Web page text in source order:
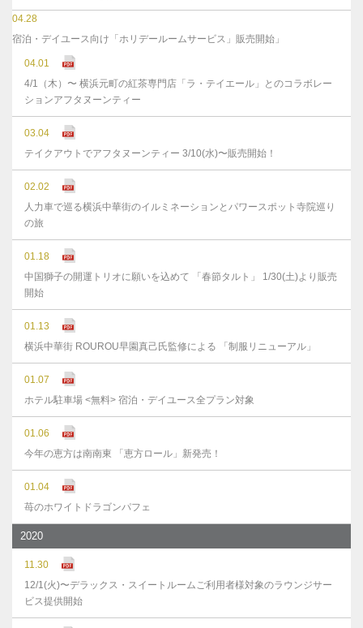
04.28
宿泊・デイユース向け「ホリデールームサービス」販売開始」
04.01
4/1（木）〜 横浜元町の紅茶専門店「ラ・テイエール」とのコラボレー
ションアフタヌーンティー
03.04
テイクアウトでアフタヌーンティー 3/10(水)〜販売開始！
02.02
人力車で巡る横浜中華街のイルミネーションとパワースポット寺院巡り
の旅
01.18
中国獅子の開運トリオに願いを込めて 「春節タルト」 1/30(土)より販売
開始
01.13
横浜中華街 ROUROU早園真己氏監修による 「制服リニューアル」
01.07
ホテル駐車場 <無料> 宿泊・デイユース全プラン対象
01.06
今年の恵方は南南東 「恵方ロール」新発売！
01.04
苺のホワイトドラゴンパフェ
2020
11.30
12/1(火)〜デラックス・スイートルームご利用者様対象のラウンジサー
ビス提供開始